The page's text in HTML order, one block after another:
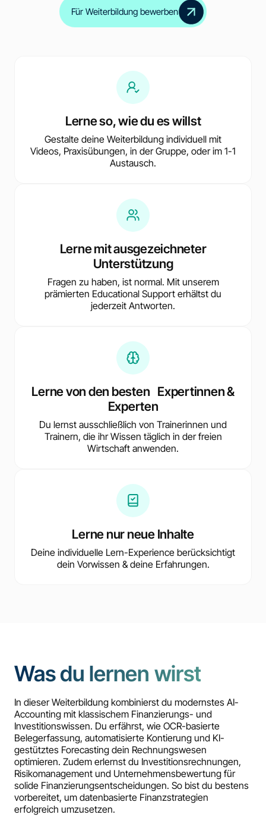
Für Weiterbildung bewerben
Lerne so, wie du es willst
Gestalte deine Weiterbildung individuell mit
Videos, Praxisübungen, in der Gruppe, oder im 1-1
Austausch.
Lerne mit ausgezeichneter
Unterstützung
Fragen zu haben, ist normal. Mit unserem
prämierten Educational Support erhältst du
jederzeit Antworten.
Lerne von den besten Expertinnen &
Experten
Du lernst ausschließlich von Trainerinnen und
Trainern, die ihr Wissen täglich in der freien
Wirtschaft anwenden.
Lerne nur neue Inhalte
Deine individuelle Lern-Experience berücksichtigt
dein Vorwissen & deine Erfahrungen.
Was du lernen wirst
In dieser Weiterbildung kombinierst du modernstes AI-
Accounting mit klassischem Finanzierungs- und
Investitionswissen. Du erfährst, wie OCR-basierte
Belegerfassung, automatisierte Kontierung und KI-
gestütztes Forecasting dein Rechnungswesen
optimieren. Zudem erlernst du Investitionsrechnungen,
Risikomanagement und Unternehmensbewertung für
solide Finanzierungsentscheidungen. So bist du bestens
vorbereitet, um datenbasierte Finanzstrategien
erfolgreich umzusetzen.